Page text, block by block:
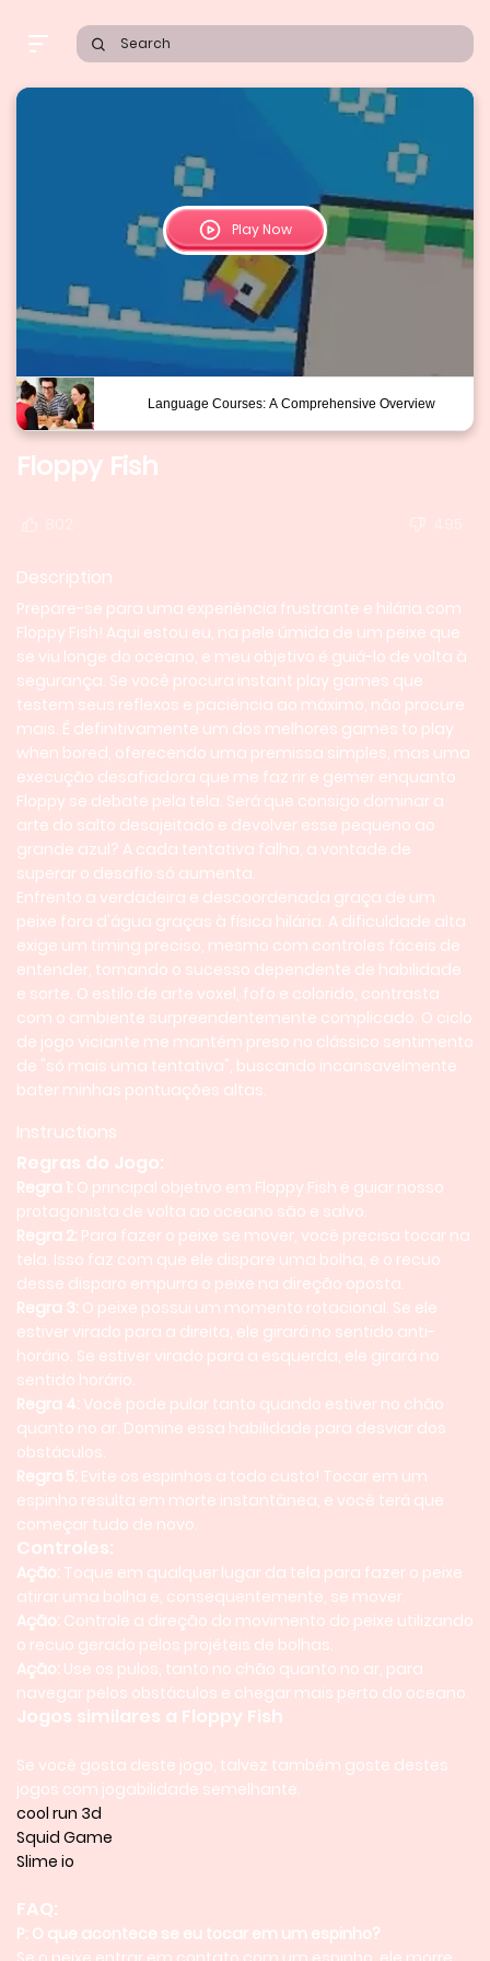
Search
Play Now
Floppy Fish
Description
Prepare-se para uma experiência frustrante e hilária com
Floppy Fish! Aqui estou eu, na pele úmida de um peixe que
se viu longe do oceano, e meu objetivo é guiá-lo de volta à
segurança. Se você procura instant play games que
testem seus reflexos e paciência ao máximo, não procure
mais. É definitivamente um dos melhores games to play
when bored, oferecendo uma premissa simples, mas uma
execução desafiadora que me faz rir e gemer enquanto
Floppy se debate pela tela. Será que consigo dominar a
arte do salto desajeitado e devolver esse pequeno ao
grande azul? A cada tentativa falha, a vontade de
superar o desafio só aumenta.
Enfrento a verdadeira e descoordenada graça de um
peixe fora d'água graças à física hilária. A dificuldade alta
exige um timing preciso, mesmo com controles fáceis de
entender, tornando o sucesso dependente de habilidade
e sorte. O estilo de arte voxel, fofo e colorido, contrasta
com o ambiente surpreendentemente complicado. O ciclo
de jogo viciante me mantém preso no clássico sentimento
de "só mais uma tentativa", buscando incansavelmente
bater minhas pontuações altas.
Instructions
Regras do Jogo:
Regra 1: O principal objetivo em Floppy Fish é guiar nosso
protagonista de volta ao oceano são e salvo.
Regra 2: Para fazer o peixe se mover, você precisa tocar na
tela. Isso faz com que ele dispare uma bolha, e o recuo
desse disparo empurra o peixe na direção oposta.
Regra 3: O peixe possui um momento rotacional. Se ele
estiver virado para a direita, ele girará no sentido anti-
horário. Se estiver virado para a esquerda, ele girará no
sentido horário.
Regra 4: Você pode pular tanto quando estiver no chão
quanto no ar. Domine essa habilidade para desviar dos
obstáculos.
Regra 5: Evite os espinhos a todo custo! Tocar em um
espinho resulta em morte instantânea, e você terá que
começar tudo de novo.
Controles:
Ação: Toque em qualquer lugar da tela para fazer o peixe
atirar uma bolha e, consequentemente, se mover.
Ação: Controle a direção do movimento do peixe utilizando
o recuo gerado pelos projéteis de bolhas.
Ação: Use os pulos, tanto no chão quanto no ar, para
navegar pelos obstáculos e chegar mais perto do oceano.
Jogos similares a Floppy Fish
Se você gosta deste jogo, talvez também goste destes
jogos com jogabilidade semelhante.
cool run 3d
Squid Game
Slime io
FAQ:
P: O que acontece se eu tocar em um espinho?